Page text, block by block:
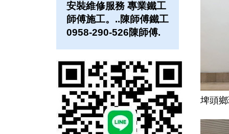
安裝維修服務 專業鐵工
師傅施工。..陳師傅鐵工
0958-290-526陳師傅.
埤頭